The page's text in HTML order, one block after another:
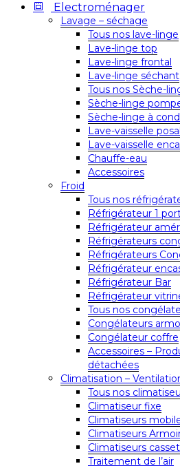
Electroménager
Lavage – séchage
Tous nos lave-linge
Lave-linge top
Lave-linge frontal
Lave-linge séchant
Tous nos Sèche-
Sèche-linge
Sèche-linge à
Lave-vaisselle
Lave-vaisselle
Chauffe-eau
Accessoires
Froid
Tous nos
Réfrigérateur 1
Réfrigérateur
Réfrigérateurs
Réfrigérateurs
Réfrigérateur
Réfrigérateur Bar
Réfrigérateur
Tous nos
Congélateurs
Congélateur coffre
Accessoires –
détachées
Climatisation –
Tous nos
Climatiseur fixe
Climatiseurs
Climatiseurs
Climatiseurs
Traitement de l’air